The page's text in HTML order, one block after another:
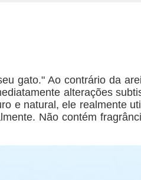
gato." Ao contrário da
alterações
e natural, ele realmente
Não contém